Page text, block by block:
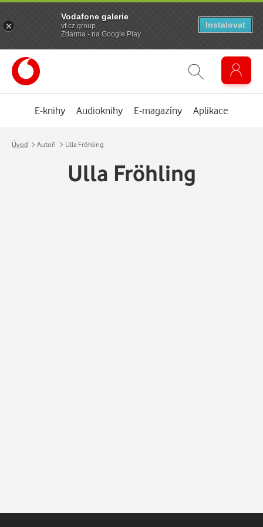
E-knihy Audioknihy E-magazíny Aplikace
Úvod Autoři Ulla Fröhling
Ulla Fröhling
Vodafone galerie
vf.cz.group
Zdarma - na Google Play
Instalovat